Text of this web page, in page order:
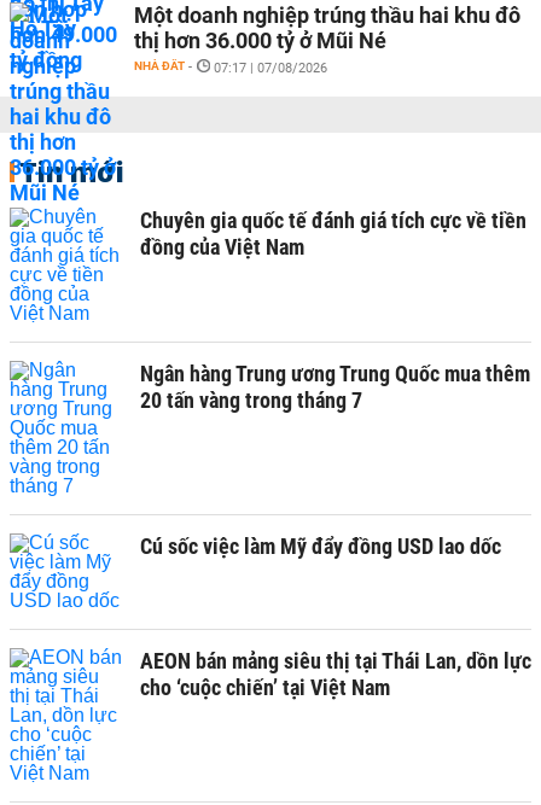
Một doanh nghiệp trúng thầu hai khu đô
thị hơn 36.000 tỷ ở Mũi Né
NHÀ ĐẤT - 07:17 | 07/08/2026
Tin mới
Chuyên gia quốc tế đánh giá tích cực về tiền
đồng của Việt Nam
Ngân hàng Trung ương Trung Quốc mua thêm
20 tấn vàng trong tháng 7
Cú sốc việc làm Mỹ đẩy đồng USD lao dốc
AEON bán mảng siêu thị tại Thái Lan, dồn lực
cho ‘cuộc chiến’ tại Việt Nam